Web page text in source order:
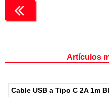
Artículos
Cable USB a Tipo C 2A 1m